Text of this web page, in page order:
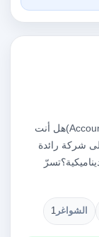
محاسب مالي (Accountant)هل أنت
شركة رائدة
الشواغر 1